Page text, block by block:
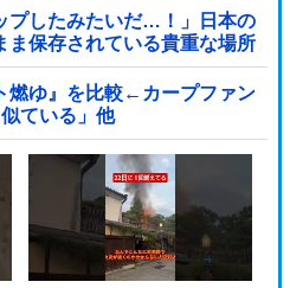
プしたみたいだ…！」日本の
ま保存されている貴重な場所
】
燃ゆ』を比較←カープファン
ている」他